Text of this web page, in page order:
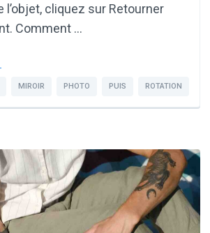
l’objet, cliquez sur Retourner
Comment …
MIROIR PHOTO PUIS ROTATION